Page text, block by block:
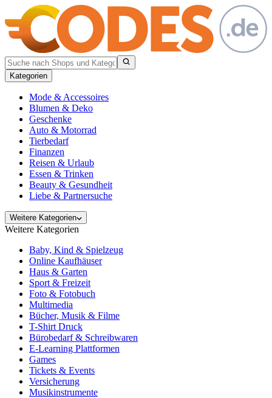
Kategorien
Mode & Accessoires
Blumen & Deko
Geschenke
Auto & Motorrad
Tierbedarf
Finanzen
Reisen & Urlaub
Essen & Trinken
Beauty & Gesundheit
Liebe & Partnersuche
Weitere Kategorien
Weitere Kategorien
Baby, Kind & Spielzeug
Online Kaufhäuser
Haus & Garten
Sport & Freizeit
Foto & Fotobuch
Multimedia
Bücher, Musik & Filme
T-Shirt Druck
Bürobedarf & Schreibwaren
E-Learning Plattformen
Games
Tickets & Events
Versicherung
Musikinstrumente